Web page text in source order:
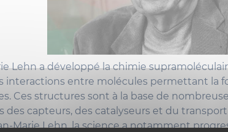
Lehn a développé la chimie
interactions entre molécules permettant la
Ces structures sont à la base de
des capteurs, des catalyseurs et du
Marie Lehn, la science a notamment